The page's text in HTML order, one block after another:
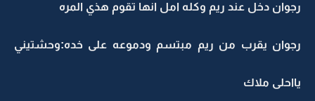
رجوان دخل عند ريم وكله امل انها تقوم هذي المره
رجوان يقرب من ريم مبتسم ودموعه على خده:وحشتيني
يااحلى ملاك